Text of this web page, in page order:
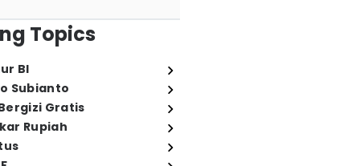
Topics
BI
Subianto
Gratis
Rupiah